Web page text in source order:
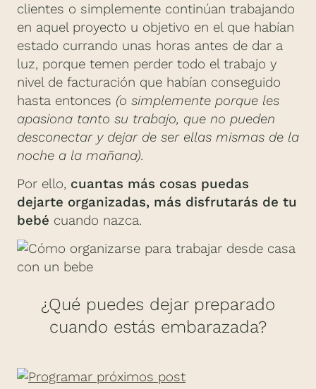
clientes o simplemente continúan trabajando
en aquel proyecto u objetivo en el que habían
estado currando unas horas antes de dar a
luz, porque temen perder todo el trabajo y
nivel de facturación que habían conseguido
hasta entonces (o simplemente porque les
apasiona tanto su trabajo, que no pueden
desconectar y dejar de ser ellas mismas de la
noche a la mañana).
Por ello, cuantas más cosas puedas
dejarte organizadas, más disfrutarás de tu
bebé cuando nazca.
¿Qué puedes dejar preparado
cuando estás embarazada?